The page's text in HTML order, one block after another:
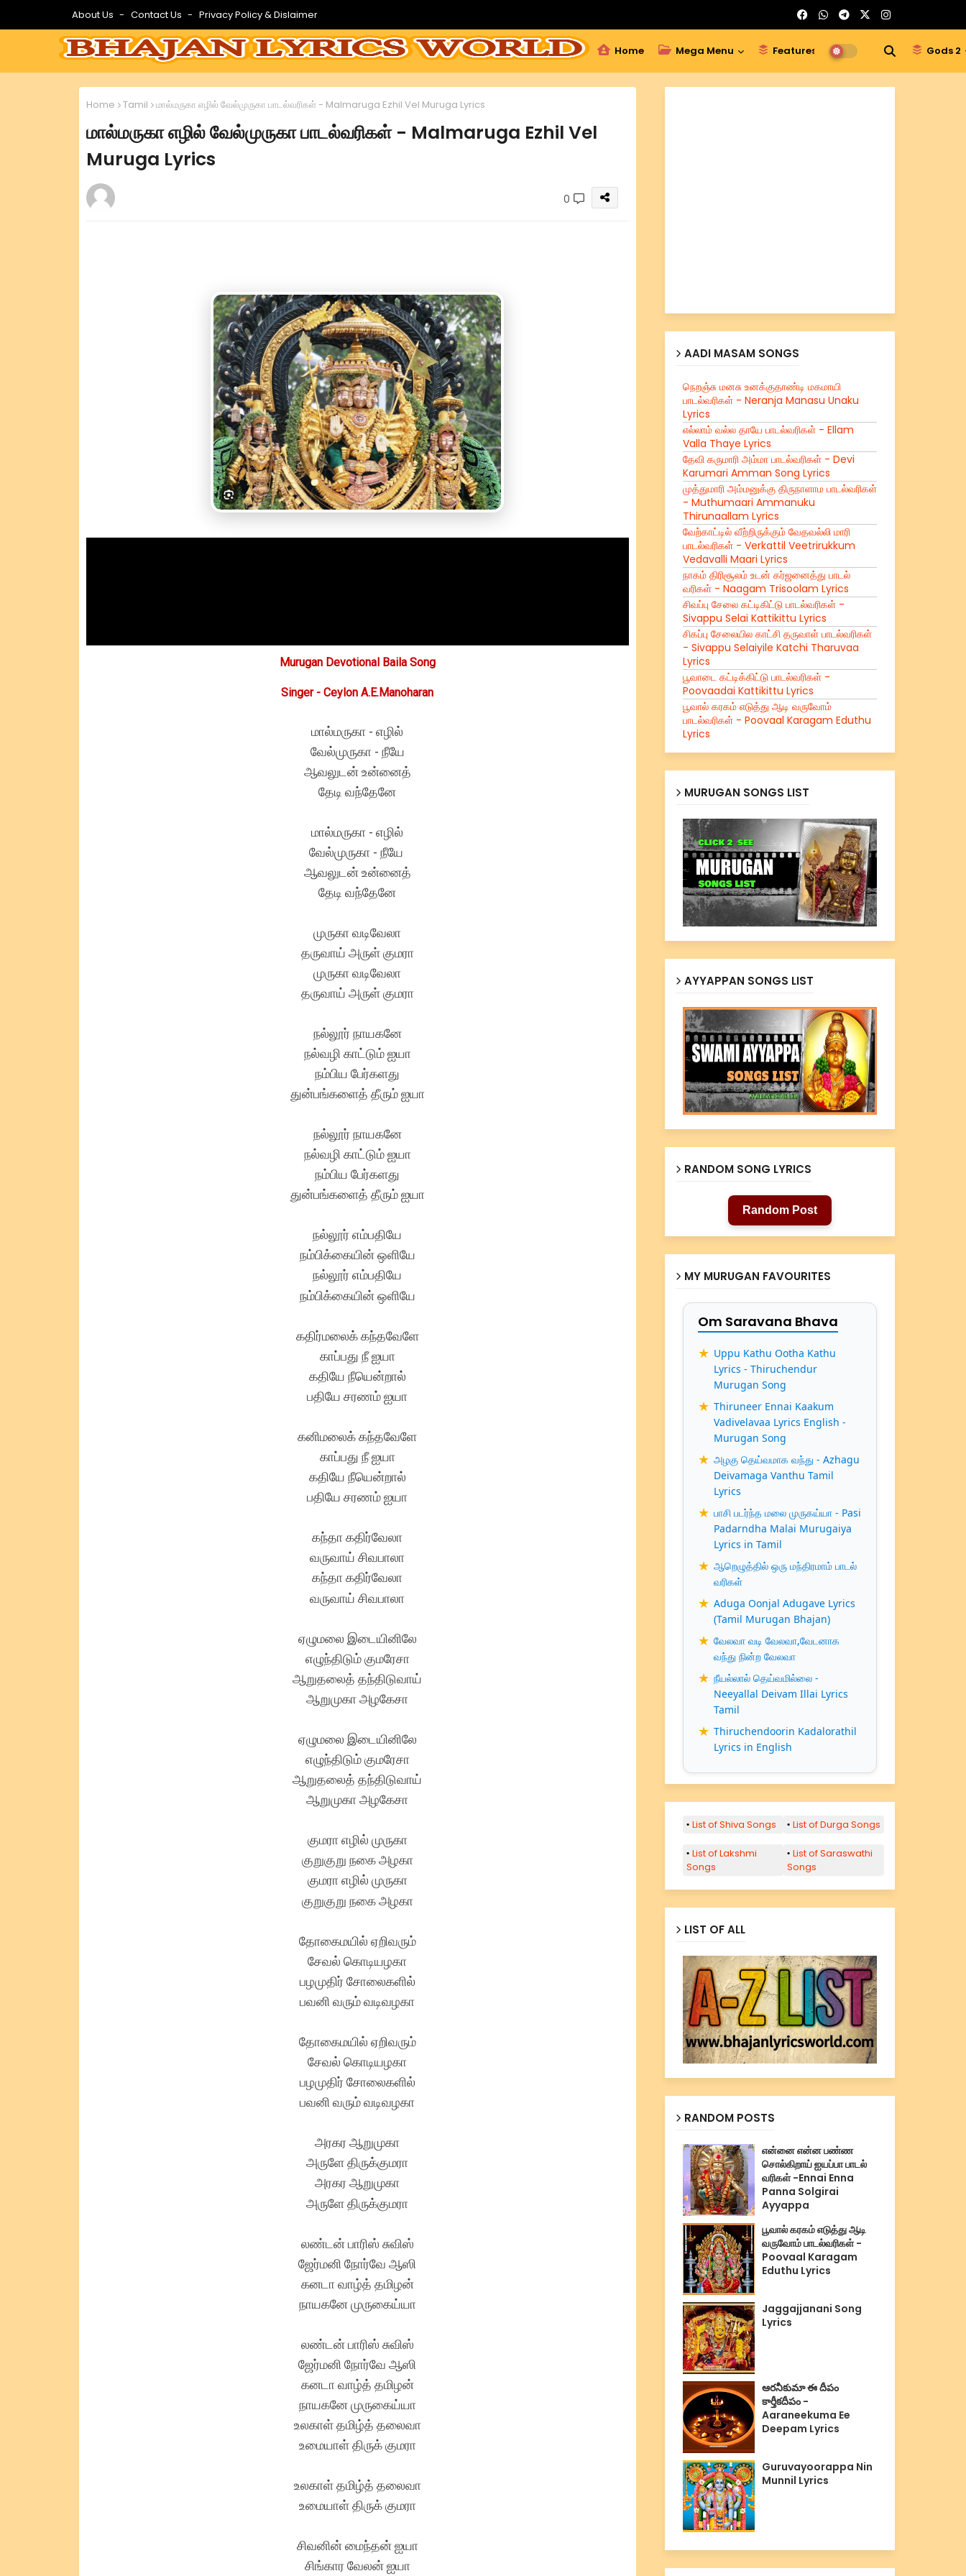
About Us Contact Us Privacy Policy & Dislaimer
Home Mega Menu Features Gods 1 Gods 2
Home Tamil மால்மருகா எழில் வேல்முருகா பாடல்வரிகள் - Malmaruga Ezhil Vel Muruga Lyrics
மால்மருகா எழில் வேல்முருகா பாடல்வரிகள் - Malmaruga Ezhil Vel
Muruga Lyrics
0
Murugan Devotional Baila Song
Singer - Ceylon A.E.Manoharan
மால்மருகா - எழில்
வேல்முருகா - நீயே
ஆவலுடன் உன்னைத்
தேடி வந்தேனே
மால்மருகா - எழில்
வேல்முருகா - நீயே
ஆவலுடன் உன்னைத்
தேடி வந்தேனே
முருகா வடிவேலா
தருவாய் அருள் குமரா
முருகா வடிவேலா
தருவாய் அருள் குமரா
நல்லூர் நாயகனே
நல்வழி காட்டும் ஐயா
நம்பிய பேர்களது
துன்பங்களைத் தீரும் ஐயா
நல்லூர் நாயகனே
நல்வழி காட்டும் ஐயா
நம்பிய பேர்களது
துன்பங்களைத் தீரும் ஐயா
நல்லூர் எம்பதியே
நம்பிக்கையின் ஒளியே
நல்லூர் எம்பதியே
நம்பிக்கையின் ஒளியே
கதிர்மலைக் கந்தவேளே
காப்பது நீ ஐயா
கதியே நீயென்றால்
பதியே சரணம் ஐயா
கனிமலைக் கந்தவேளே
காப்பது நீ ஐயா
கதியே நீயென்றால்
பதியே சரணம் ஐயா
கந்தா கதிர்வேலா
வருவாய் சிவபாலா
கந்தா கதிர்வேலா
வருவாய் சிவபாலா
ஏழுமலை இடையினிலே
எழுந்திடும் குமரேசா
ஆறுதலைத் தந்திடுவாய்
ஆறுமுகா அழகேசா
ஏழுமலை இடையினிலே
எழுந்திடும் குமரேசா
ஆறுதலைத் தந்திடுவாய்
ஆறுமுகா அழகேசா
குமரா எழில் முருகா
குறுகுறு நகை அழகா
குமரா எழில் முருகா
குறுகுறு நகை அழகா
தோகைமயில் ஏறிவரும்
சேவல் கொடியழகா
பழமுதிர் சோலைகளில்
பவனி வரும் வடிவழகா
தோகைமயில் ஏறிவரும்
சேவல் கொடியழகா
பழமுதிர் சோலைகளில்
பவனி வரும் வடிவழகா
அரகர ஆறுமுகா
அருளே திருக்குமரா
அரகர ஆறுமுகா
அருளே திருக்குமரா
லண்டன் பாரிஸ் சுவிஸ்
ஜேர்மனி நோர்வே ஆஸி
கனடா வாழ்த் தமிழன்
நாயகனே முருகைய்யா
லண்டன் பாரிஸ் சுவிஸ்
ஜேர்மனி நோர்வே ஆஸி
கனடா வாழ்த் தமிழன்
நாயகனே முருகைய்யா
உலகாள் தமிழ்த் தலைவா
உமையாள் திருக் குமரா
உலகாள் தமிழ்த் தலைவா
உமையாள் திருக் குமரா
சிவனின் மைந்தன் ஐயா
சிங்கார வேலன் ஐயா
AADI MASAM SONGS
நெறஞ்சு மனசு உனக்குதாண்டி மகமாயி
பாடல்வரிகள் - Neranja Manasu Unaku
Lyrics
எல்லாம் வல்ல தாயே பாடல்வரிகள் - Ellam
Valla Thaye Lyrics
தேவி கருமாரி அம்மா பாடல்வரிகள் - Devi
Karumari Amman Song Lyrics
முத்துமாரி அம்மனுக்கு திருநாளாம பாடல்வரிகள்
- Muthumaari Ammanuku
Thirunaallam Lyrics
வேற்காட்டில் வீற்றிருக்கும் வேதவல்லி மாரி
பாடல்வரிகள் - Verkattil Veetrirukkum
Vedavalli Maari Lyrics
நாகம் திரிசூலம் உடன் கர்ஜனைத்து பாடல்
வரிகள் - Naagam Trisoolam Lyrics
சிவப்பு சேலை கட்டிகிட்டு பாடல்வரிகள் -
Sivappu Selai Kattikittu Lyrics
சிகப்பு சேலையில காட்சி தருவாள் பாடல்வரிகள்
- Sivappu Selaiyile Katchi Tharuvaa
Lyrics
பூவாடை கட்டிக்கிட்டு பாடல்வரிகள் -
Poovaadai Kattikittu Lyrics
பூவால் கரகம் எடுத்து ஆடி வருவோம்
பாடல்வரிகள் - Poovaal Karagam Eduthu
Lyrics
MURUGAN SONGS LIST
AYYAPPAN SONGS LIST
RANDOM SONG LYRICS
Random Post
MY MURUGAN FAVOURITES
Om Saravana Bhava
Uppu Kathu Ootha Kathu
Lyrics - Thiruchendur
Murugan Song
Thiruneer Ennai Kaakum
Vadivelavaa Lyrics English -
Murugan Song
அழகு தெய்வமாக வந்து - Azhagu
Deivamaga Vanthu Tamil
Lyrics
பாசி படர்ந்த மலை முருகய்யா - Pasi
Padarndha Malai Murugaiya
Lyrics in Tamil
ஆறெழுத்தில் ஒரு மந்திரமாம் பாடல்
வரிகள்
Aduga Oonjal Adugave Lyrics
(Tamil Murugan Bhajan)
வேலவா வடி வேலவா,வேடனாக
வந்து நின்ற வேலவா
நீயல்லால் தெய்வமில்லை -
Neeyallal Deivam Illai Lyrics
Tamil
Thiruchendoorin Kadalorathil
Lyrics in English
List of Shiva Songs List of Durga Songs
List of Lakshmi
Songs
List of Saraswathi
Songs
LIST OF ALL
RANDOM POSTS
என்னை என்ன பண்ண
சொல்கிறாய் ஐயப்பா பாடல்
வரிகள் -Ennai Enna
Panna Solgirai
Ayyappa
பூவால் கரகம் எடுத்து ஆடி
வருவோம் பாடல்வரிகள் -
Poovaal Karagam
Eduthu Lyrics
Jaggajjanani Song
Lyrics
ఆరనీకుమా ఈ దీపం
కార్తీకదీపం -
Aaraneekuma Ee
Deepam Lyrics
Guruvayoorappa Nin
Munnil Lyrics